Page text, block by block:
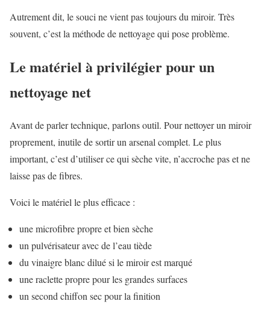
Autrement dit, le souci ne vient pas toujours du miroir. Très
souvent, c’est la méthode de nettoyage qui pose problème.
Le matériel à privilégier pour un
nettoyage net
Avant de parler technique, parlons outil. Pour nettoyer un miroir
proprement, inutile de sortir un arsenal complet. Le plus
important, c’est d’utiliser ce qui sèche vite, n’accroche pas et ne
laisse pas de fibres.
Voici le matériel le plus efficace :
une microfibre propre et bien sèche
un pulvérisateur avec de l’eau tiède
du vinaigre blanc dilué si le miroir est marqué
une raclette propre pour les grandes surfaces
un second chiffon sec pour la finition